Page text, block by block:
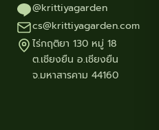
@krittiyagarden
cs@krittiyagarden.com
ไร่กฤติยา 130 หมู่ 18
ต.เชียงยืน อ.เชียงยืน
จ.มหาสารคาม 44160